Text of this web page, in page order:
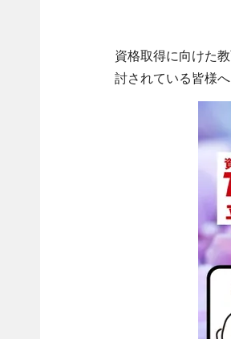
資格取得に向けた
討されている皆様